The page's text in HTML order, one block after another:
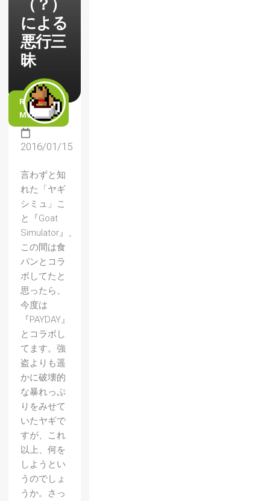
（？）
による
悪行三
昧
READ
MORE
2016/01/15
言わずと知
れた「ヤギ
シミュ」こ
と『Goat
Simulator』、
この間は食
パンとコラ
ボしてたと
思ったら、
今度は
『PAYDAY』
とコラボし
てます。強
盗よりも遥
かに破壊的
な暴れっぷ
りをみせて
いたヤギで
すが、これ
以上、何を
しようとい
うのでしょ
うか。さっ